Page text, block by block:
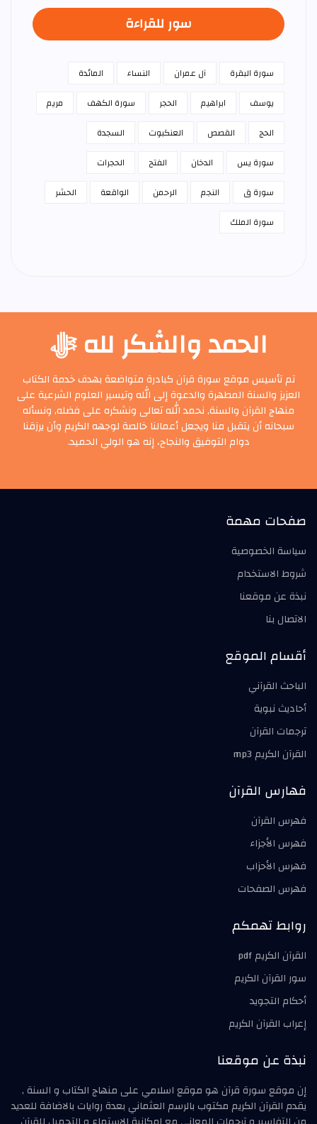
سور للقراءة
سورة البقرة آل عمران النساء
المائدة
يوسف
ابراهيم الحجر سورة الكهف
مريم
الحج
القصص العنكبوت
السجدة
سورة يس
الدخان الفتح
الحجرات
سورة ق
النجم الرحمن الواقعة
الحشر
سورة الملك
الحمد والشكر لله ﷻ
تم تأسيس موقع سورة قرآن كبادرة متواضعة بهدف خدمة الكتاب
العزيز والسنة المطهرة والدعوة إلى الله وتيسير العلوم الشرعية على
منهاج القرآن والسنة, نحمد الله تعالى ونشكره على فضله, ونسأله
سبحانه أن يتقبل منا ويجعل أعمالنا خالصة لوجهه الكريم وأن يرزقنا
دوام التوفيق والنجاح، إنه هو الولي الحميد.
صفحات مهمة
سياسة الخصوصية
شروط الاستخدام
نبذة عن موقعنا
الاتصال بنا
أقسام الموقع
الباحث القرآني
أحاديث نبوية
ترجمات القرآن
القرآن الكريم mp3
فهارس القرآن
فهرس القرآن
فهرس الأجزاء
فهرس الأحزاب
فهرس الصفحات
روابط تهمكم
القرآن الكريم pdf
سور القرآن الكريم
أحكام التجويد
إعراب القرآن الكريم
نبذة عن موقعنا
إن موقع سورة قرآن هو موقع اسلامي على منهاج الكتاب و السنة ,
يقدم القرآن الكريم مكتوب بالرسم العثماني بعدة روايات بالاضافة للعديد